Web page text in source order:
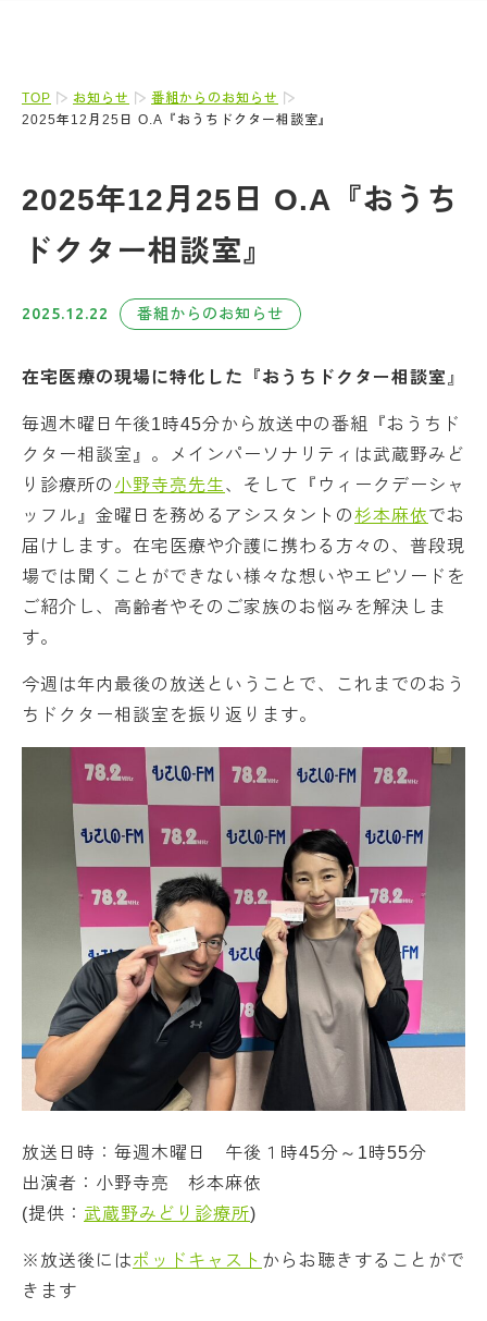
TOP お知らせ
番組からのお知らせ
2025年12月25日 O.A『おうちドクター相談室』
2025年12月25日 O.A『おうち
ドクター相談室』
2025.12.22 番組からのお知らせ
在宅医療の現場に特化した『おうちドクター相談室 』
毎週木曜日午後1時45分から放送中の番組『おうちド
クター相談室』。メインパーソナリティは武蔵野みど
り診療所の 小野寺亮先生、そして『ウィークデーシャ
ッフル』金曜日を務めるアシスタントの杉本麻依でお
届けします。在宅医療や介護に携わる方々の、普段現
場では聞くことができない様々な想いやエピソードを
ご紹介し、高齢者やそのご家族のお悩みを解決しま
す。
今週は年内最後の放送ということで、これまでのおう
ちドクター相談室を振り返ります。
放送日時：毎週木曜日 午後１時45分～1時55分
出演者：小野寺亮 杉本麻依
(提供： 武蔵野みどり診療所)
※放送後にはポッドキャスト からお聴きすることがで
きます